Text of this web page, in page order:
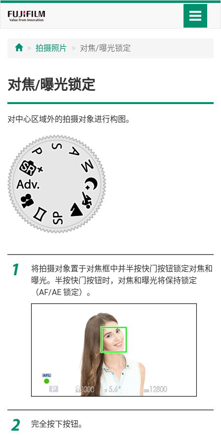
拍摄照片 对焦/曝光锁定
对焦/曝光锁定
对中心区域外的拍摄对象进行构图。
将拍摄对象置于对焦框中并半按快门按钮锁定对焦和
曝光。半按快门按钮时，对焦和曝光将保持锁定
（AF/AE 锁定）。
完全按下按钮。